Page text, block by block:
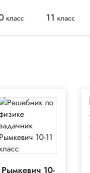
класс 11 класс
Рымкевич 10-